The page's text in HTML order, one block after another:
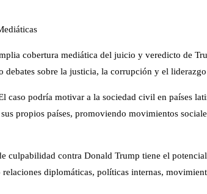
cobertura mediática del juicio y veredicto de
debates sobre la justicia, la corrupción y el
caso podría motivar a la sociedad civil en países
propios países, promoviendo movimientos
culpabilidad contra Donald Trump tiene el
diplomáticas, políticas internas,